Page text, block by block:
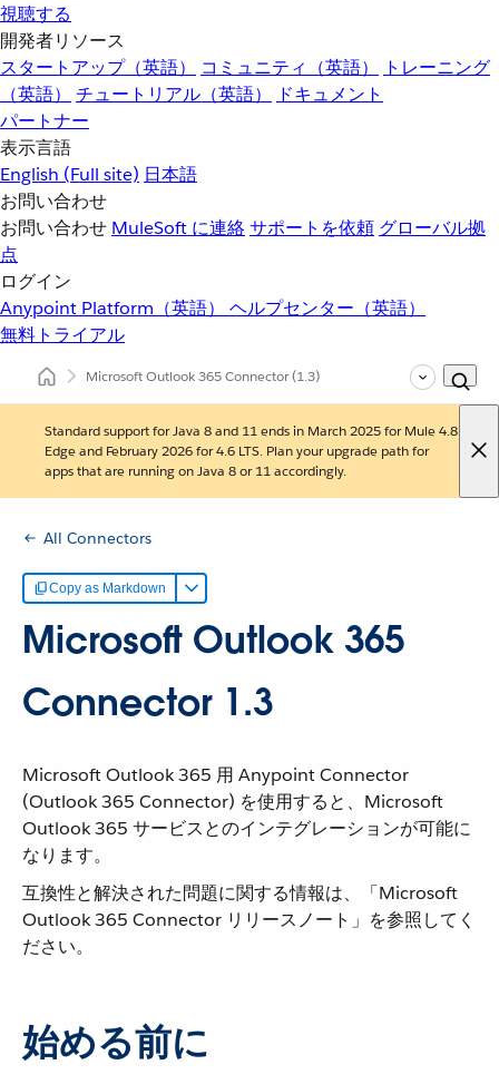
視聴する
開発者リソース
スタートアップ（英語）
コミュニティ（英語）
トレーニング
（英語）
チュートリアル（英語）
ドキュメント
パートナー
表示言語
English (Full site) 日本語
お問い合わせ
お問い合わせ MuleSoft に連絡サポートを依頼 グローバル拠
点
ログイン
Anypoint Platform（英語） ヘルプセンター（英語）
無料トライアル
Microsoft Outlook 365 Connector(1.3)
Standard support for Java 8 and 11 ends in March 2025 for Mule 4.8
Edge and February 2026 for 4.6 LTS. Plan your upgrade path for
apps that are running on Java 8 or 11 accordingly.
All Connectors
Copy as Markdown
Microsoft Outlook 365
Connector 1.3
Microsoft Outlook 365 用 Anypoint Connector
(Outlook 365 Connector) を使用すると、Microsoft
Outlook 365 サービスとのインテグレーションが可能に
なります。
互換性と解決された問題に関する情報は、「Microsoft
Outlook 365 Connector リリースノート」を参照してく
ださい。
始める前に